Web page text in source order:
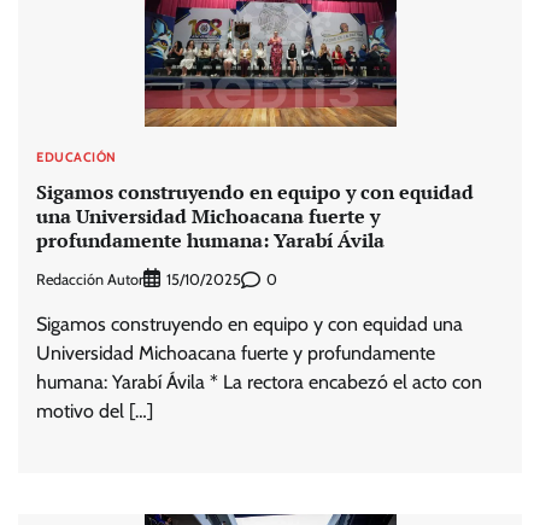
EDUCACIÓN
Sigamos construyendo en equipo y con equidad
una Universidad Michoacana fuerte y
profundamente humana: Yarabí Ávila
Redacción Autor 15/10/2025 0
Sigamos construyendo en equipo y con equidad una
Universidad Michoacana fuerte y profundamente
humana: Yarabí Ávila * La rectora encabezó el acto con
motivo del […]